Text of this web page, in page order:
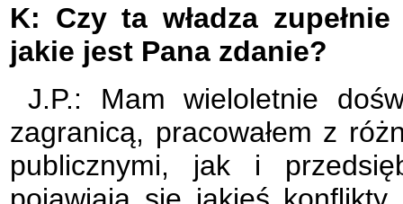
K: Czy ta władza
jakie jest Pana zdanie?
J.P.: Mam wieloletnie
zagranicą, pracowałem z
publicznymi, jak i